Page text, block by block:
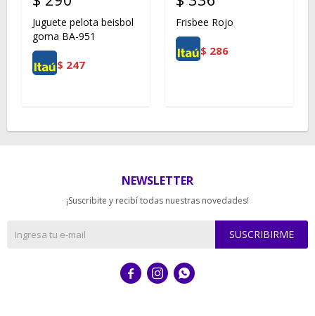
Juguete pelota beisbol
goma BA-951
$ 247
Frisbee Rojo
$ 286
NEWSLETTER
¡Suscribite y recibí todas nuestras novedades!
SUSCRIBIRME
  